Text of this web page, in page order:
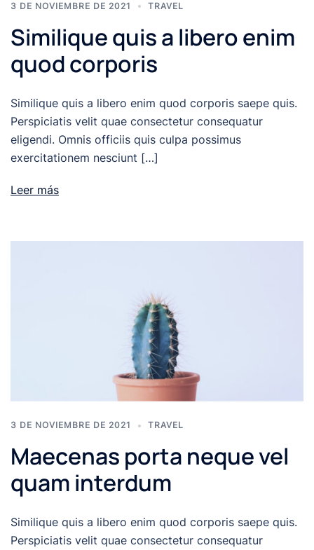
3 DE NOVIEMBRE DE 2021 TRAVEL
Similique quis a libero enim
quod corporis
Similique quis a libero enim quod corporis saepe quis.
Perspiciatis velit quae consectetur consequatur
eligendi. Omnis officiis quis culpa possimus
exercitationem nesciunt […]
Leer más
3 DE NOVIEMBRE DE 2021 TRAVEL
Maecenas porta neque vel
quam interdum
Similique quis a libero enim quod corporis saepe quis.
Perspiciatis velit quae consectetur consequatur